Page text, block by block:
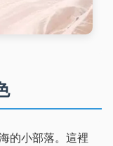
的小部落。這裡